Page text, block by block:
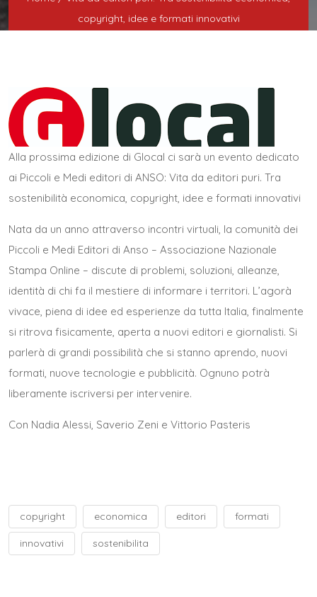
copyright, idee e formati innovativi
Alla prossima edizione di Glocal ci sarà un evento dedicato
ai Piccoli e Medi editori di ANSO: Vita da editori puri. Tra
sostenibilità economica, copyright, idee e formati innovativi
Nata da un anno attraverso incontri virtuali, la comunità dei
Piccoli e Medi Editori di Anso – Associazione Nazionale
Stampa Online – discute di problemi, soluzioni, alleanze,
identità di chi fa il mestiere di informare i territori. L’agorà
vivace, piena di idee ed esperienze da tutta Italia, finalmente
si ritrova fisicamente, aperta a nuovi editori e giornalisti. Si
parlerà di grandi possibilità che si stanno aprendo, nuovi
formati, nuove tecnologie e pubblicità. Ognuno potrà
liberamente iscriversi per intervenire.
Con Nadia Alessi, Saverio Zeni e Vittorio Pasteris
copyright economica editori formati
innovativi sostenibilita